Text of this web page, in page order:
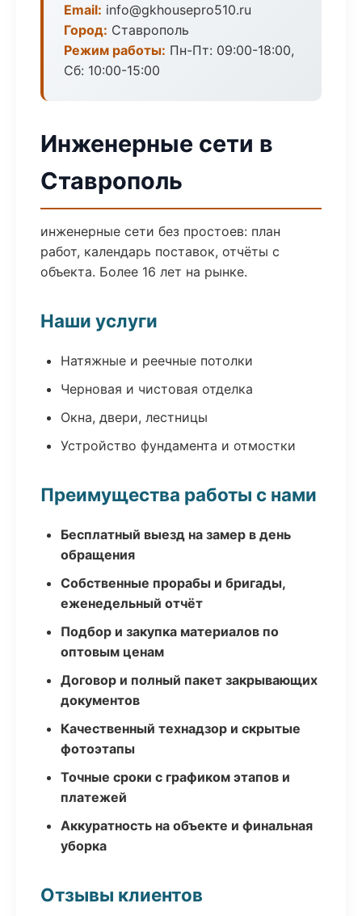
Email: info@gkhousepro510.ru
Город: Ставрополь
Режим работы: Пн-Пт: 09:00-18:00,
Сб: 10:00-15:00
Инженерные сети в
Ставрополь
инженерные сети без простоев: план
работ, календарь поставок, отчёты с
объекта. Более 16 лет на рынке.
Наши услуги
Натяжные и реечные потолки
Черновая и чистовая отделка
Окна, двери, лестницы
Устройство фундамента и отмостки
Преимущества работы с нами
Бесплатный выезд на замер в день
обращения
Собственные прорабы и бригады,
еженедельный отчёт
Подбор и закупка материалов по
оптовым ценам
Договор и полный пакет закрывающих
документов
Качественный технадзор и скрытые
фотоэтапы
Точные сроки с графиком этапов и
платежей
Аккуратность на объекте и финальная
уборка
Отзывы клиентов